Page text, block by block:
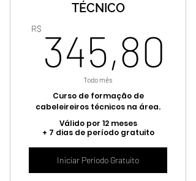
Tenha acesso à conteúdos exclusivos
para profissionais
Se destaque da sua concorrência
adquirindo conhecimento
TÉCNICO
R$ 345,80
Todo mês
Curso de formação de
cabeleireiros técnicos na área.
Válido por 12 meses
+ 7 dias de período gratuito
Iniciar Período Gratuito